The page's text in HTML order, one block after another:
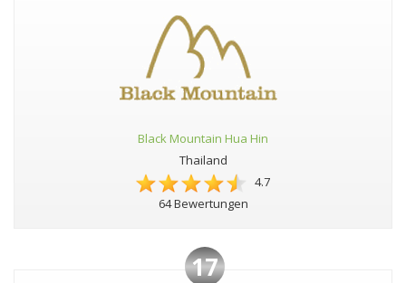
Black Mountain Hua Hin
Thailand
4.7
64 Bewertungen
17